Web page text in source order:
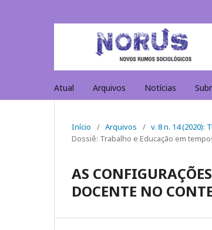
Atual Arquivos Notícias
Início / Arquivos / v. 8 n. 14 (2020):
Dossiê: Trabalho e Educação em
AS
DOCENTE NO